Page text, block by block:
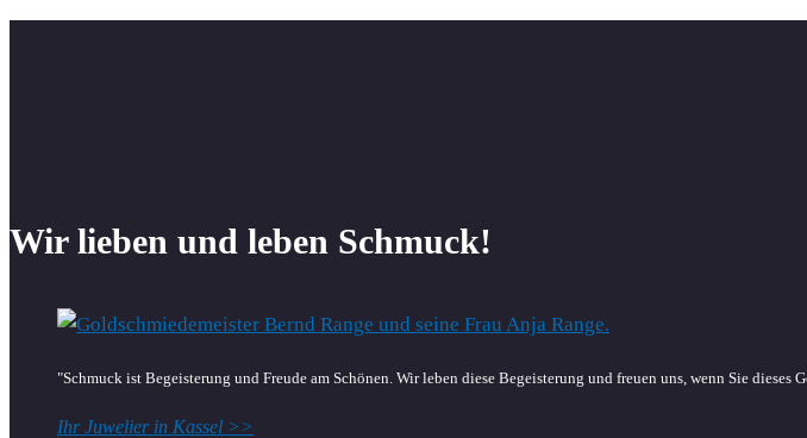
Wir lieben und leben Schmuck!
"Schmuck ist Begeisterung und Freude am Schönen. Wir leben diese Begeisterung und freuen uns, wenn Sie
Ihr Juwelier in Kassel >>